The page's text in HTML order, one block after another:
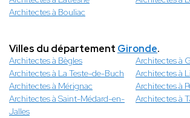
Architectes à Bouliac
Villes du département Gironde.
Architectes à Bègles
Architectes à
Architectes à La Teste-de-Buch
Architectes à
Architectes à Mérignac
Architectes à
Architectes à Saint-Médard-en-
Jalles
Architectes à